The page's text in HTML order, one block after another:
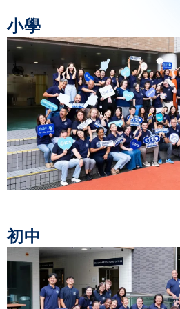
小學
初中